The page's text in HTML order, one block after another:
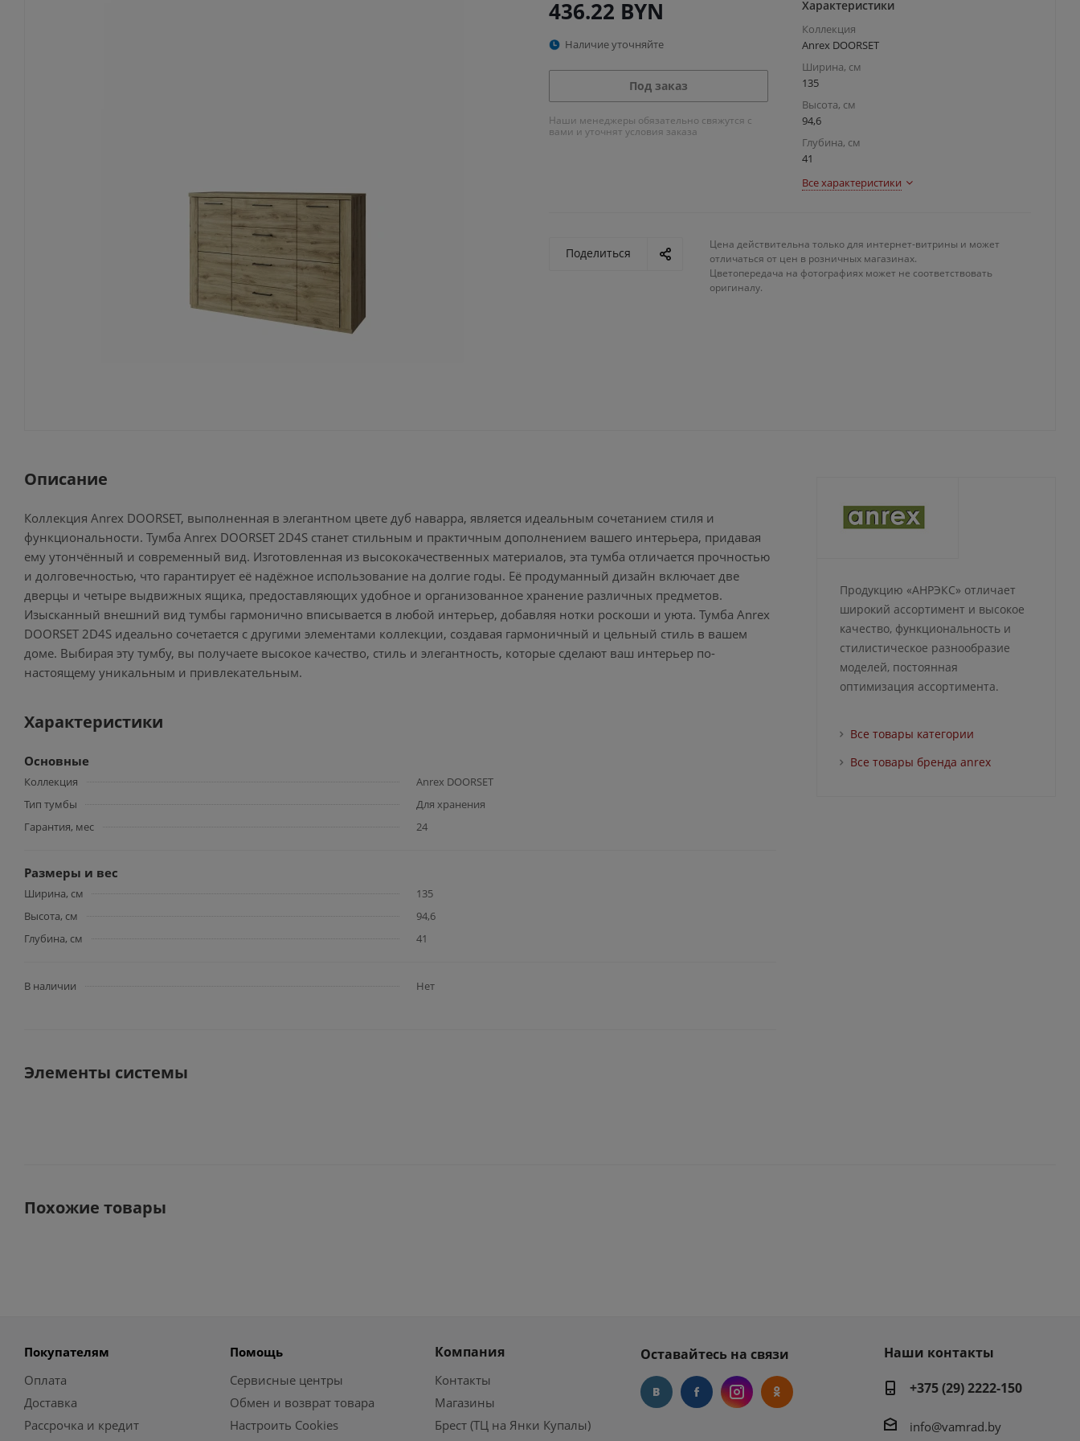
436.22 BYN
Наличие уточняйте
Под заказ
Наши менеджеры обязательно свяжутся с
вами и уточнят условия заказа
Характеристики
Коллекция
Anrex DOORSET
Ширина, см
135
Высота, см
94,6
Глубина, см
41
Все характеристики
Поделиться
Цена действительна только для интернет-витрины и может
отличаться от цен в розничных магазинах.
Цветопередача на фотографиях может не соответствовать
оригиналу.
Описание
Коллекция Anrex DOORSET, выполненная в элегантном цвете дуб наварра, является идеальным сочетанием стиля и
функциональности. Тумба Anrex DOORSET 2D4S станет стильным и практичным дополнением вашего интерьера, придавая
ему утончённый и современный вид. Изготовленная из высококачественных материалов, эта тумба отличается прочностью
и долговечностью, что гарантирует её надёжное использование на долгие годы. Её продуманный дизайн включает две
дверцы и четыре выдвижных ящика, предоставляющих удобное и организованное хранение различных предметов.
Изысканный внешний вид тумбы гармонично вписывается в любой интерьер, добавляя нотки роскоши и уюта. Тумба Anrex
DOORSET 2D4S идеально сочетается с другими элементами коллекции, создавая гармоничный и цельный стиль в вашем
доме. Выбирая эту тумбу, вы получаете высокое качество, стиль и элегантность, которые сделают ваш интерьер по-
настоящему уникальным и привлекательным.
Характеристики
Основные
Коллекция
Anrex DOORSET
Тип тумбы
Для хранения
Гарантия, мес
24
Размеры и вес
Ширина, см
135
Высота, см
94,6
Глубина, см
41
В наличии Нет
Элементы системы
Продукцию «АНРЭКС» отличает
широкий ассортимент и высокое
качество, функциональность и
стилистическое разнообразие
моделей, постоянная
оптимизация ассортимента.
Все товары категории
Все товары бренда anrex
Похожие товары
Покупателям
Оплата
Доставка
Рассрочка и кредит
Помощь
Сервисные центры
Обмен и возврат товара
Настроить Cookies
Компания
Контакты
Магазины
Брест (ТЦ на Янки Купалы)
Оставайтесь на связи
Наши контакты
+375 (29) 2222-150
info@vamrad.by